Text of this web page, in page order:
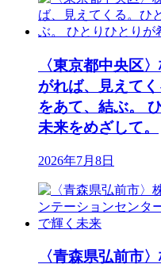
〈東京都中央区
がれば、見えて
をあて、結ぶ。
未来をめざして。
2026年7月8日
〈青森県弘前市